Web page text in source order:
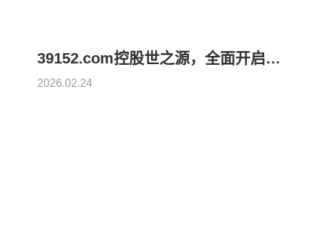
39152.com控股世之源，全面开启人药业务发展新篇章
2026.02.24